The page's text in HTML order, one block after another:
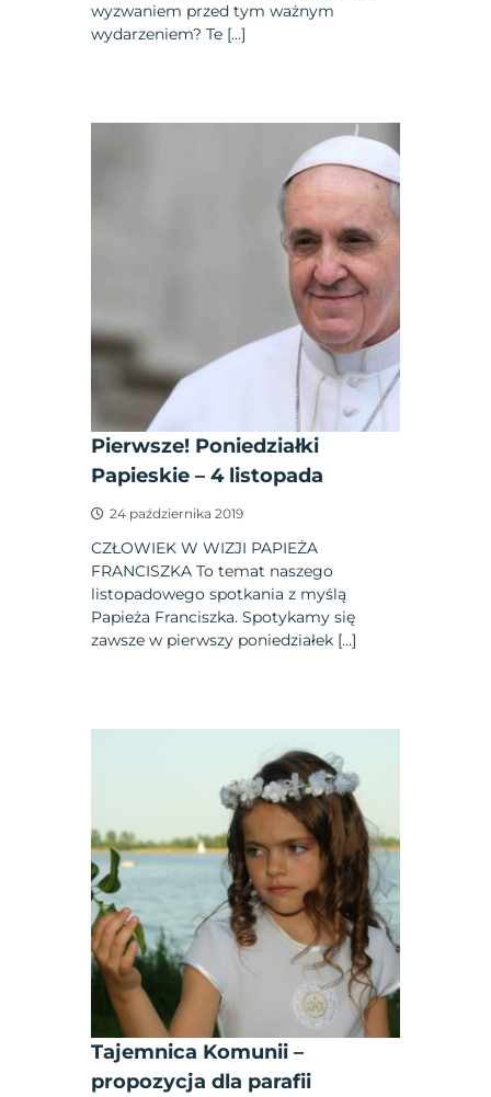
wyzwaniem przed tym ważnym
wydarzeniem? Te […]
Pierwsze! Poniedziałki
Papieskie – 4 listopada
24 października 2019
CZŁOWIEK W WIZJI PAPIEŻA
FRANCISZKA To temat naszego
listopadowego spotkania z myślą
Papieża Franciszka. Spotykamy się
zawsze w pierwszy poniedziałek […]
Tajemnica Komunii –
propozycja dla parafii